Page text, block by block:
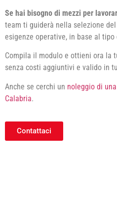
Se hai bisogno di mezzi per
team ti guiderà nella selezione
esigenze operative, in base al
Compila il modulo e ottieni ora la
senza costi aggiuntivi e valido in
Anche se cerchi un noleggio di
Calabria.
Contattaci